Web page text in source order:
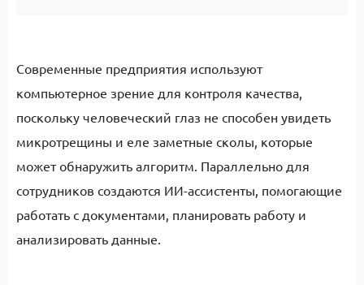
Современные предприятия используют
компьютерное зрение для контроля качества,
поскольку человеческий глаз не способен увидеть
микротрещины и еле заметные сколы, которые
может обнаружить алгоритм. Параллельно для
сотрудников создаются ИИ-ассистенты, помогающие
работать с документами, планировать работу и
анализировать данные.